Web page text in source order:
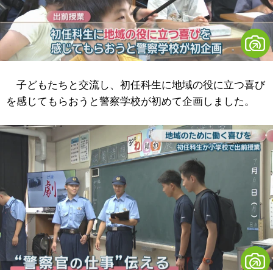
子どもたちと交流し、初任科生に地域の役に立つ喜び
を感じてもらおうと警察学校が初めて企画しました。